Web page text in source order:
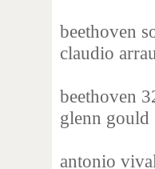
beethoven
claudio arrau
beethoven
glenn gould
antonio